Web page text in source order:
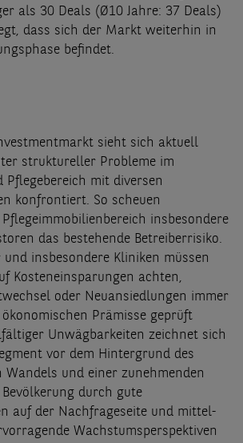
als 30 Deals (Ø10 Jahre: 37 Deals)
dass sich der Markt weiterhin in
befindet.
sieht sich aktuell
struktureller Probleme im
Pflegebereich mit diversen
konfrontiert. So scheuen
insbesondere
das bestehende Betreiberrisiko.
und insbesondere Kliniken müssen
Kosteneinsparungen achten,
oder Neuansiedlungen immer
Prämisse geprüft
Unwägbarkeiten zeichnet sich
vor dem Hintergrund des
Wandels und einer zunehmenden
durch gute
auf der Nachfrageseite und mittel-
Wachstumsperspektiven